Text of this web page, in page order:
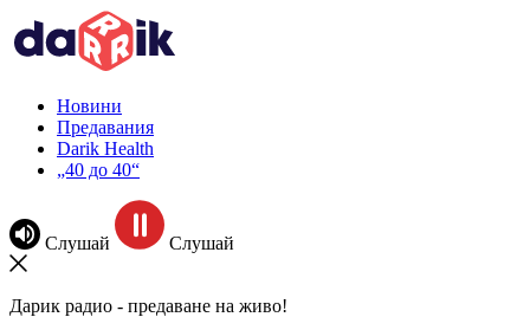
Новини
Предавания
Darik Health
„40 до 40“
Слушай Слушай
Дарик радио - предаване на живо!